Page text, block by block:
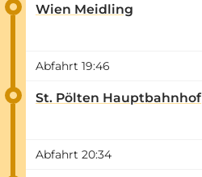
Wien Meidling
Abfahrt 19:46
St. Pölten Hauptbahnhof
Abfahrt 20:34